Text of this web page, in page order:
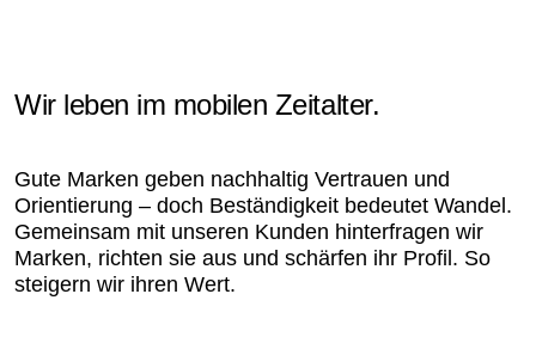
Wir leben im mobilen Zeitalter.
Gute Marken geben nachhaltig Vertrauen und
Orientierung – doch Beständigkeit bedeutet Wandel.
Gemeinsam mit unseren Kunden hinterfragen wir
Marken, richten sie aus und schärfen ihr Profil. So
steigern wir ihren Wert.